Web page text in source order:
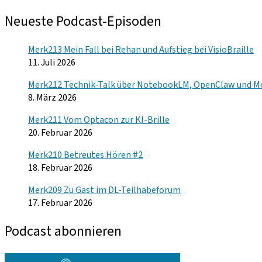
Neueste Podcast-Episoden
Merk213 Mein Fall bei Rehan und Aufstieg bei VisioBraille
11. Juli 2026
Merk212 Technik-Talk über NotebookLM, OpenClaw und
8. März 2026
Merk211 Vom Optacon zur KI-Brille
20. Februar 2026
Merk210 Betreutes Hören #2
18. Februar 2026
Merk209 Zu Gast im DL-Teilhabeforum
17. Februar 2026
Podcast abonnieren